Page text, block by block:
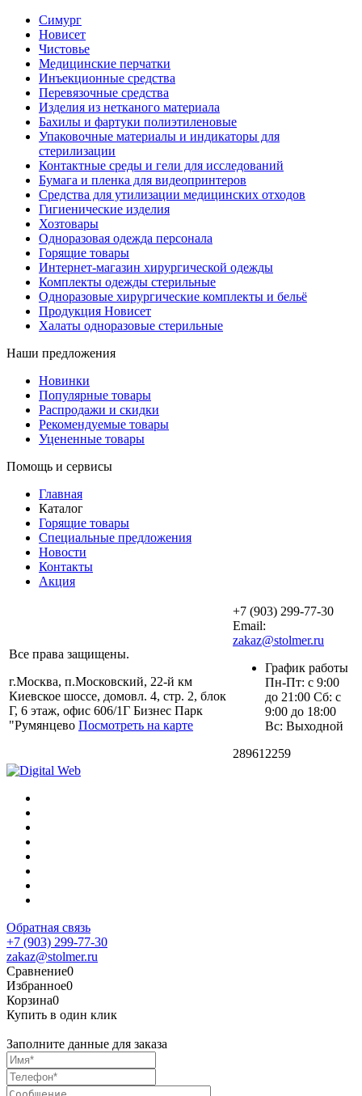
Симург
Новисет
Чистовье
Медицинские перчатки
Инъекционные средства
Перевязочные средства
Изделия из нетканого материала
Бахилы и фартуки полиэтиленовые
Упаковочные материалы и индикаторы для
стерилизации
Контактные среды и гели для исследований
Бумага и пленка для видеопринтеров
Средства для утилизации медицинских отходов
Гигиенические изделия
Хозтовары
Одноразовая одежда персонала
Горящие товары
Интернет-магазин хирургической одежды
Комплекты одежды стерильные
Одноразовые хирургические комплекты и бельё
Продукция Новисет
Халаты одноразовые стерильные
Наши предложения
Новинки
Популярные товары
Распродажи и скидки
Рекомендуемые товары
Уцененные товары
Помощь и сервисы
Главная
Каталог
Горящие товары
Специальные предложения
Новости
Контакты
Акция
Все права защищены.
г.Москва, п.Московский, 22-й км
Киевское шоссе, домовл. 4, стр. 2, блок
Г, 6 этаж, офис 606/1Г Бизнес Парк
"Румянцево Посмотреть на карте
+7 (903) 299-77-30
Email:
zakaz@stolmer.ru
График работы
Пн-Пт: с 9:00
до 21:00 Сб: с
9:00 до 18:00
Вс: Выходной
289612259
Обратная связь
+7 (903) 299-77-30
zakaz@stolmer.ru
Сравнение0
Избранное0
Корзина0
Купить в один клик
Заполните данные для заказа